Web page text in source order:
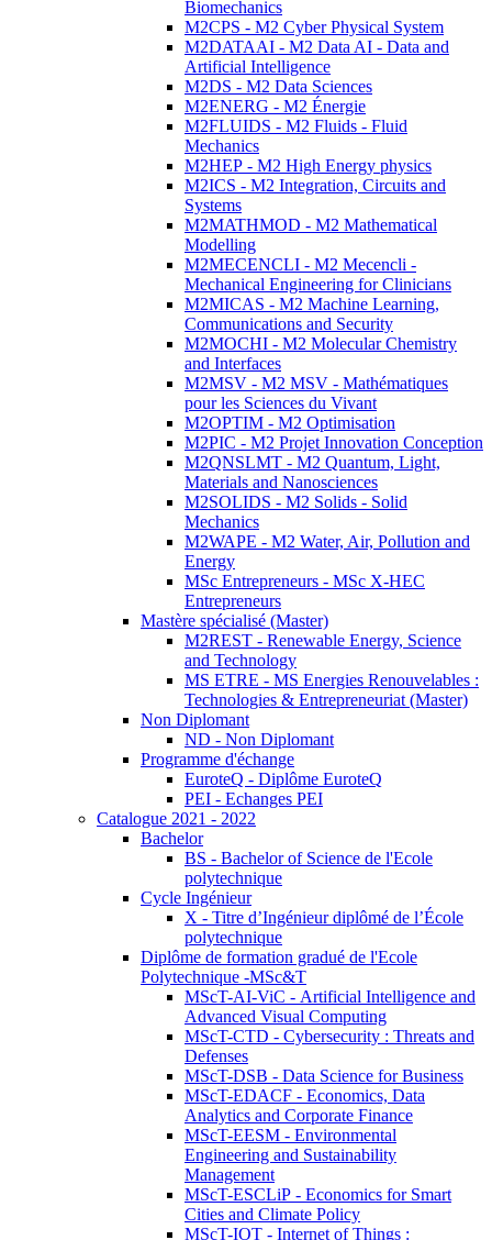
Biomechanics
M2CPS - M2 Cyber Physical System
M2DATAAI - M2 Data AI - Data and
Artificial Intelligence
M2DS - M2 Data Sciences
M2ENERG - M2 Énergie
M2FLUIDS - M2 Fluids - Fluid
Mechanics
M2HEP - M2 High Energy physics
M2ICS - M2 Integration, Circuits and
Systems
M2MATHMOD - M2 Mathematical
Modelling
M2MECENCLI - M2 Mecencli -
Mechanical Engineering for Clinicians
M2MICAS - M2 Machine Learning,
Communications and Security
M2MOCHI - M2 Molecular Chemistry
and Interfaces
M2MSV - M2 MSV - Mathématiques
pour les Sciences du Vivant
M2OPTIM - M2 Optimisation
M2PIC - M2 Projet Innovation Conception
M2QNSLMT - M2 Quantum, Light,
Materials and Nanosciences
M2SOLIDS - M2 Solids - Solid
Mechanics
M2WAPE - M2 Water, Air, Pollution and
Energy
MSc Entrepreneurs - MSc X-HEC
Entrepreneurs
Mastère spécialisé (Master)
M2REST - Renewable Energy, Science
and Technology
MS ETRE - MS Energies Renouvelables :
Technologies & Entrepreneuriat (Master)
Non Diplomant
ND - Non Diplomant
Programme d'échange
EuroteQ - Diplôme EuroteQ
PEI - Echanges PEI
Catalogue 2021 - 2022
Bachelor
BS - Bachelor of Science de l'Ecole
polytechnique
Cycle Ingénieur
X - Titre d’Ingénieur diplômé de l’École
polytechnique
Diplôme de formation gradué de l'Ecole
Polytechnique -MSc&T
MScT-AI-ViC - Artificial Intelligence and
Advanced Visual Computing
MScT-CTD - Cybersecurity : Threats and
Defenses
MScT-DSB - Data Science for Business
MScT-EDACF - Economics, Data
Analytics and Corporate Finance
MScT-EESM - Environmental
Engineering and Sustainability
Management
MScT-ESCLiP - Economics for Smart
Cities and Climate Policy
MScT-IOT - Internet of Things :